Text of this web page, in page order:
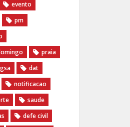
evento
pm
praia
gsa
dat
notificacao
saude
defe civil